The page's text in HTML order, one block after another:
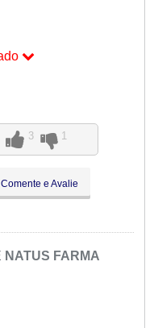
3 1
Comente e Avalie
NATUS FARMA